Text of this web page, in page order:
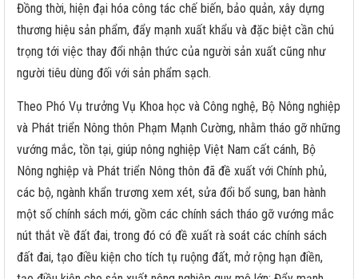
Đồng thời, hiện đại hóa công tác chế biến, bảo quản, xây dựng
thương hiệu sản phẩm, đẩy mạnh xuất khẩu và đặc biệt cần chú
trọng tới việc thay đổi nhận thức của người sản xuất cũng như
người tiêu dùng đối với sản phẩm sạch.
Theo Phó Vụ trưởng Vụ Khoa học và Công nghệ, Bộ Nông nghiệp
và Phát triển Nông thôn Phạm Mạnh Cường, nhằm tháo gỡ những
vướng mắc, tồn tại, giúp nông nghiệp Việt Nam cất cánh, Bộ
Nông nghiệp và Phát triển Nông thôn đã đề xuất với Chính phủ,
các bộ, ngành khẩn trương xem xét, sửa đổi bổ sung, ban hành
một số chính sách mới, gồm các chính sách tháo gỡ vướng mắc
nút thắt về đất đai, trong đó có đề xuất rà soát các chính sách
đất đai, tạo điều kiện cho tích tụ ruộng đất, mở rộng hạn điền,